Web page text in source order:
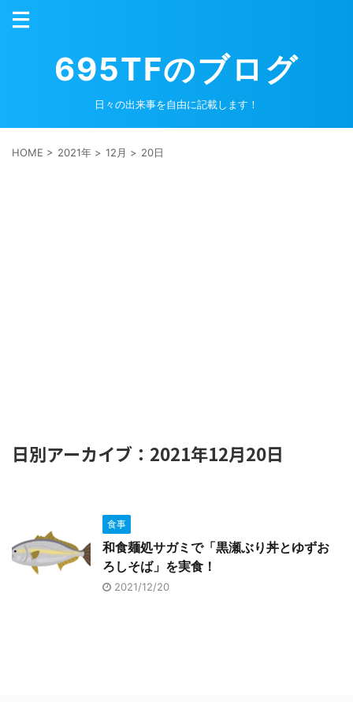
695TFのブログ
日々の出来事を自由に記載します！
HOME > 2021年 > 12月 > 20日
日別アーカイブ：2021年12月20日
食事
和食麺処サガミで「黒瀬ぶり丼とゆずお
ろしそば」を実食！
2021/12/20